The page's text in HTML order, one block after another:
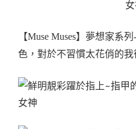
【Muse Muses】夢想家系
色，對於不習慣太花俏的我